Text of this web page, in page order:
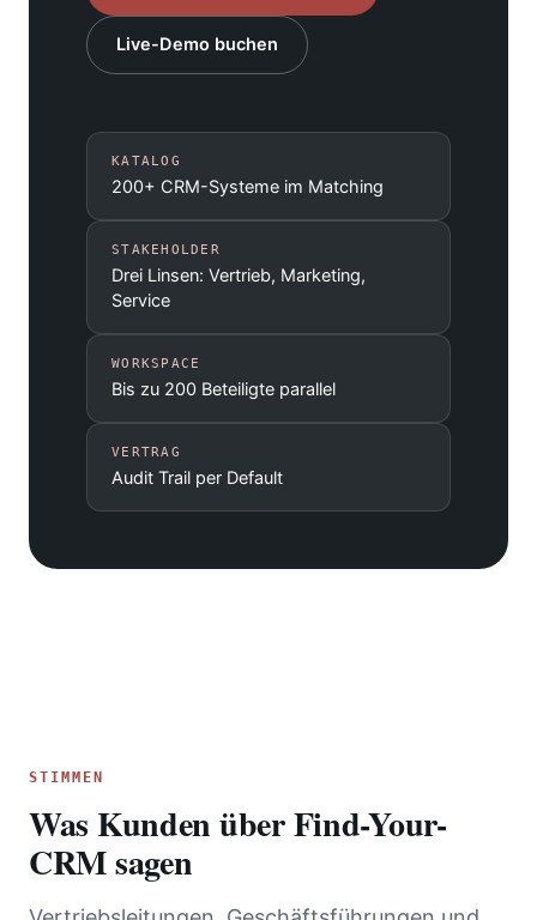
Live-Demo buchen
KATALOG
200+ CRM-Systeme im Matching
STAKEHOLDER
Drei Linsen: Vertrieb, Marketing,
Service
WORKSPACE
Bis zu 200 Beteiligte parallel
VERTRAG
Audit Trail per Default
STIMMEN
Was Kunden über Find-Your-
CRM sagen